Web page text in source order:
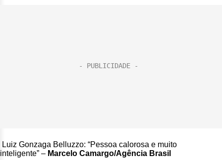
Luiz Gonzaga Belluzzo: “Pessoa calorosa e muito
inteligente” – Marcelo Camargo/Agência Brasil